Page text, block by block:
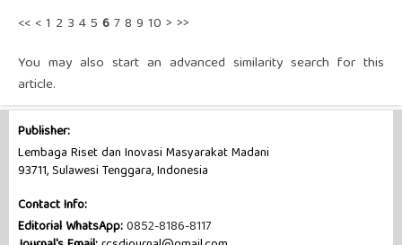
<< <1 2 3 45 678 9 10 > >>
You may also start an advanced similarity search for this
article.
Publisher:
Lembaga Riset dan Inovasi Masyarakat Madani
93711, Sulawesi Tenggara, Indonesia
Contact Info:
Editorial WhatsApp:0852-8186-8117